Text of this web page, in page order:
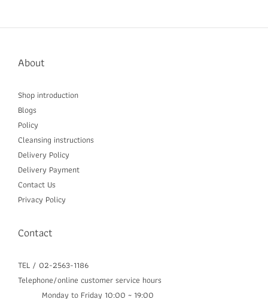
About
Shop introduction
Blogs
Policy
Cleansing instructions
Delivery Policy
Delivery Payment
Contact Us
Privacy Policy
Contact
TEL / 02-2563-1186
Telephone/online customer service hours
Monday to Friday 10:00 ~ 19:00